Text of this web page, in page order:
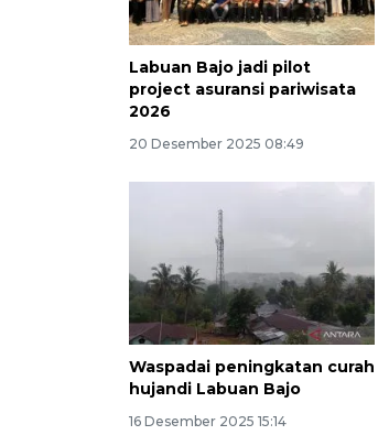
Labuan Bajo jadi pilot
project asuransi pariwisata
2026
20 Desember 2025 08:49
Waspadai peningkatan curah
hujandi Labuan Bajo
16 Desember 2025 15:14